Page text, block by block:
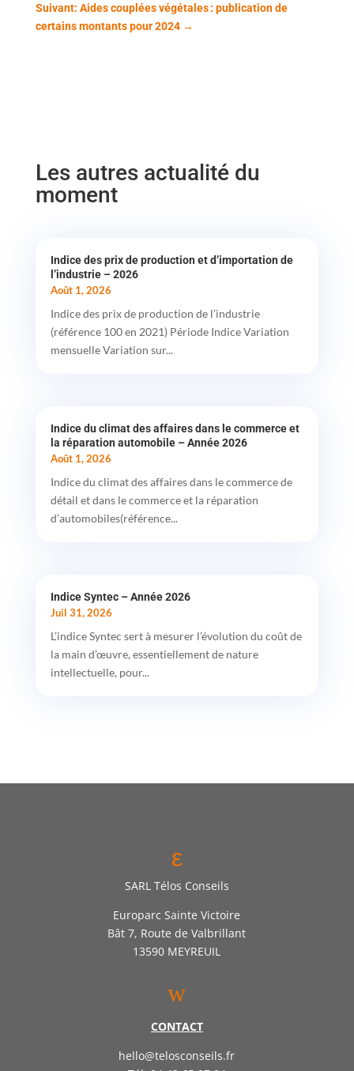
Suivant: Aides couplées végétales : publication de
certains montants pour 2024→
Les autres actualité du
moment
Indice des prix de production et d’importation de
l’industrie – 2026
Août 1, 2026
Indice des prix de production de l’industrie
(référence 100 en 2021) Période Indice Variation
mensuelle Variation sur...
Indice du climat des affaires dans le commerce et
la réparation automobile – Année 2026
Août 1, 2026
Indice du climat des affaires dans le commerce de
détail et dans le commerce et la réparation
d’automobiles(référence...
Indice Syntec – Année 2026
Juil 31, 2026
L’indice Syntec sert à mesurer l’évolution du coût de
la main d’œuvre, essentiellement de nature
intellectuelle, pour...
ε
SARL Télos Conseils
Europarc Sainte Victoire
Bât 7, Route de Valbrillant
13590 MEYREUIL
w
CONTACT
hello@telosconseils.fr